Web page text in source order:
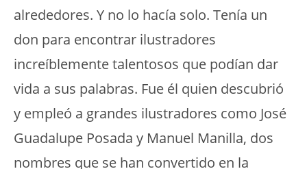
alrededores. Y no lo hacía solo. Tenía un
don para encontrar ilustradores
increíblemente talentosos que podían dar
vida a sus palabras. Fue él quien descubrió
y empleó a grandes ilustradores como José
Guadalupe Posada y Manuel Manilla, dos
nombres que se han convertido en la